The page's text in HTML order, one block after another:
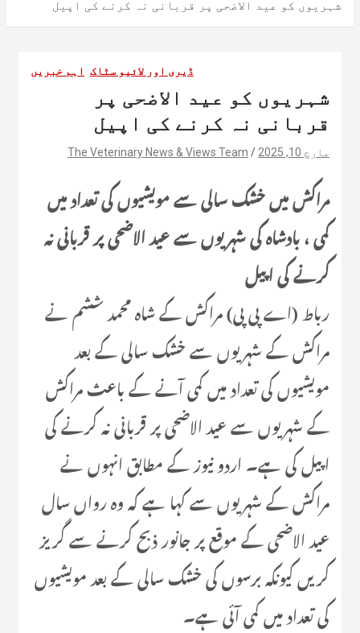
شہریوں کو عید الاضحی پر قربانی نہ کرنے کی اپیل
اہم خبریں ڈیری اور لائیو سٹاک
شہریوں کو عید الاضحی پر
قربانی نہ کرنے کی اپیل
مارچ 10, 2025 The Veterinary News & Views Team
مراکش میں خشک سالی سے مویشیوں کی تعداد میں
کمی ، بادشاہ کی شہریوں سے عید الاضحی پر قربانی نہ
کرنے کی اپیل
رباط (اے پی پی) مراکش کے شاہ محمد ششم نے
مراکش کے شہریوں سے خشک سالی کے بعد
مویشیوں کی تعداد میں کمی آنے کے باعث مراکش
کے شہریوں سے عید الاضحی پر قربانی نہ کرنے کی
اپیل کی ہے۔ اردو نیوز کے مطابق انہوں نے
مراکش کے شہریوں سے کہا ہے کہ وہ رواں سال
عید الاضحی کے موقع پر جانور ذبح کرنے سے گریز
کریں کیونکہ برسوں کی خشک سالی کے بعد مویشیوں
کی تعداد میں کمی آئی ہے۔